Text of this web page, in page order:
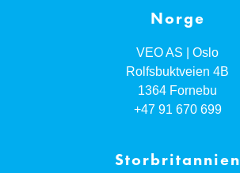
Norge
VEO AS | Oslo
Rolfsbuktveien 4B
1364 Fornebu
+47 91 670 699
Storbritannien